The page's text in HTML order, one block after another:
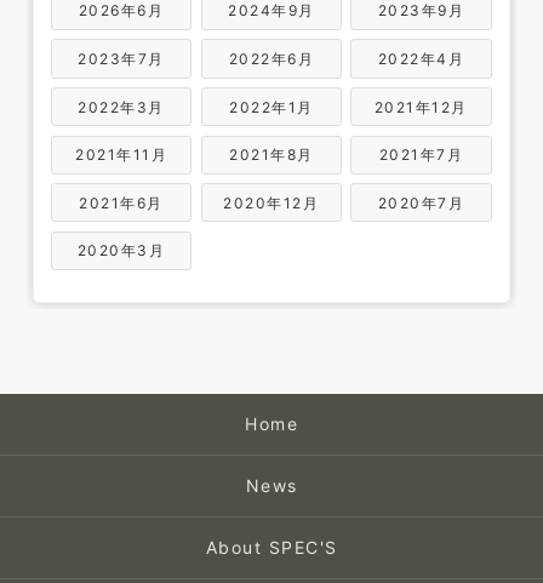
2026年6月 2024年9月 2023年9月
2023年7月 2022年6月 2022年4月
2022年3月 2022年1月 2021年12月
2021年11月 2021年8月 2021年7月
2021年6月 2020年12月 2020年7月
2020年3月
Home
News
About SPEC'S